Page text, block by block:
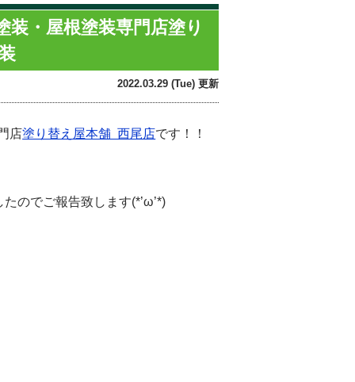
装・屋根塗装専門店塗り
装
2022.03.29 (Tue) 更新
店塗り替え屋本舗 西尾店です！！
のでご報告致します(*’ω’*)